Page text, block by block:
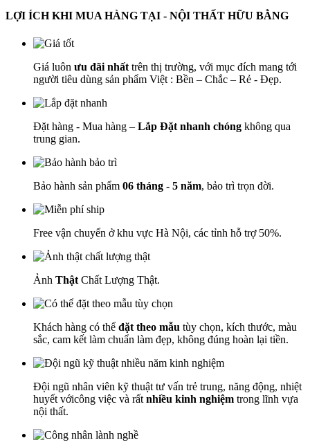
LỢI ÍCH KHI MUA HÀNG TẠI - NỘI THẤT HỮU BẰNG
Giá luôn ưu đãi nhất trên thị trường, với mục đích mang tới
người tiêu dùng sản phẩm Việt : Bền – Chắc – Rẻ - Đẹp.
Đặt hàng - Mua hàng – Lắp Đặt nhanh chóng không qua
trung gian.
Bảo hành sản phẩm 06 tháng - 5 năm, bảo trì trọn đời.
Free vận chuyển ở khu vực Hà Nội, các tỉnh hỗ trợ 50%.
Ảnh Thật Chất Lượng Thật.
Khách hàng có thể đặt theo mẫu tùy chọn, kích thước, màu
sắc, cam kết làm chuẩn làm đẹp, không đúng hoàn lại tiền.
Đội ngũ nhân viên kỹ thuật tư vấn trẻ trung, năng động, nhiệt
huyết vớicông việc và rất nhiều kinh nghiệm trong lĩnh vựa
nội thất.